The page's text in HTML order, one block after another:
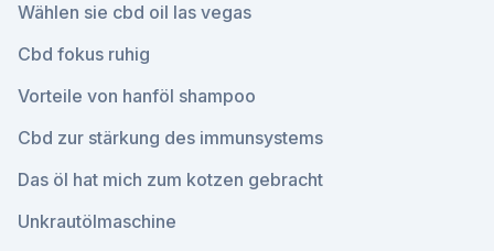
Wählen sie cbd oil las vegas
Cbd fokus ruhig
Vorteile von hanföl shampoo
Cbd zur stärkung des immunsystems
Das öl hat mich zum kotzen gebracht
Unkrautölmaschine